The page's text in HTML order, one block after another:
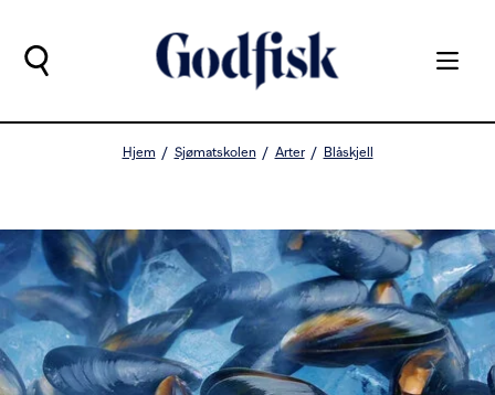
Hjem Sjømatskolen Arter Blåskjell